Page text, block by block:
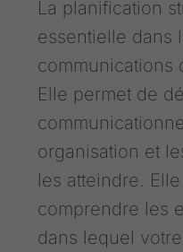
La planification
essentielle dans
communications
Elle permet de
organisation et
les atteindre.
comprendre les
dans lequel